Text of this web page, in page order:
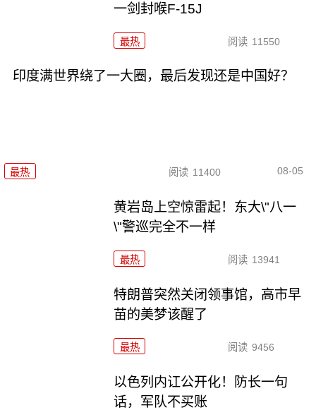
一剑封喉F-15J
最热 阅读 11550
印度满世界绕了一大圈，最后发现还是中国好？
最热 阅读 11400 08-05
黄岩岛上空惊雷起！东大\"八一
\"警巡完全不一样
最热 阅读 13941
特朗普突然关闭领事馆，高市早
苗的美梦该醒了
最热 阅读 9456
以色列内讧公开化！防长一句
话，军队不买账